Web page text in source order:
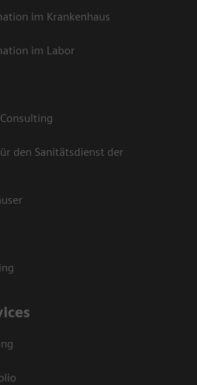
im Krankenhaus
im Labor
den Sanitätsdienst der